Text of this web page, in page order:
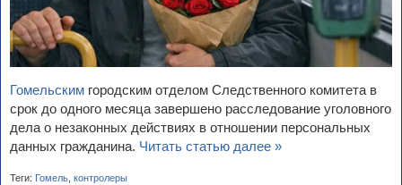
Гомельским городским отделом Следственного комитета в
срок до одного месяца завершено расследование уголовного
дела о незаконных действиях в отношении персональных
данных гражданина. Читать статью далее »
Теги: Гомель контролеры